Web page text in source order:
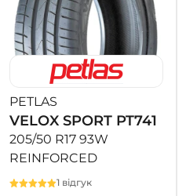
PETLAS
VELOX SPORT PT741
205/50 R17 93W
REINFORCED
1 відгук